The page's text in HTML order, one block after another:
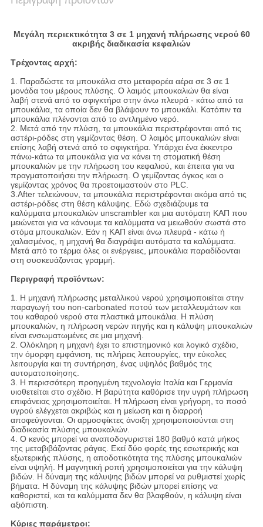
Μεγάλη περιεκτικότητα 3 σε 1 μηχανή πλήρωσης νερού 60
ακριβής διαδικασία κεφαλιών
Τρέχοντας αρχή:
1. Παραδώστε τα μπουκάλια στο μεταφορέα αέρα σε 3 σε 1
μονάδα του μέρους πλύσης. Ο λαιμός μπουκαλιών θα είναι
λαβή στενά από το σφιγκτήρα στην άνω πλευρά - κάτω από τα
μπουκάλια, τα οποία δεν θα βλάψουν το μπουκάλι. Κατόπιν τα
μπουκάλιαπλένονται από το αντλημένο νερό.
2. Μετά από την πλύση, τα μπουκάλια περιστρέφονται από τις
αστέρι-ρόδες στη γεμίζοντας θέση. Ο λαιμός μπουκαλιών είναι
επίσης λαβή στενά από το σφιγκτήρα. Υπάρχει ένα έκκεντρο
πάνω-κάτω τα μπουκάλια για να κάνει τη στοματική θέση
μπουκαλιώνμε την πλήρωση του κεφαλιού, και έπειτα για να
πραγματοποιήσει την πλήρωση. Ο γεμίζοντας όγκος και ο
γεμίζοντας χρόνος θα προετοιμαστούν στο PLC.
3.After τελειώνουν, τα μπουκάλια περιστρέφονται ακόμα από τις
αστέρι-ρόδες στη θέση κάλυψης. Εδώ σχεδιάζουμε τα
καλύμματαμπουκαλιών unscrambler και μια αυτόματη ΚΑΠ που
μειώνεται για να κάνουμε τα καλύμματα να μειωθούν σωστά στο
στόμα μπουκαλιών. Εάν η ΚΑΠ είναι άνω πλευρά - κάτω ή
χαλασμένος, η μηχανή θα διαγράψει αυτόματα τα καλύμματα.
Μετά από το τέρμα όλες οι ενέργειες, μπουκάλια παραδίδονται
στη συσκευάζοντας γραμμή.
Περιγραφή προϊόντων:
1. Η μηχανή πλήρωσης μεταλλικού νερού χρησιμοποιείται στην
παραγωγή του non-carbonated ποτού των μεταλλευμάτων και
του καθαρού νερού στα πλαστικά μπουκάλια. Η πλύση
μπουκαλιών, η πλήρωση νερών πηγής και η κάλυψη μπουκαλιών
είναι ενσωματωμένες σε μια μηχανή.
2. Ολόκληρη η μηχανή έχει το επιστημονικό και λογικό σχέδιο,
την όμορφη εμφάνιση, τις πλήρεις λειτουργίες, την εύκολες
λειτουργία και τη συντήρηση, ένας υψηλός βαθμός της
αυτοματοποίησης.
3. Η περισσότερη προηγμένη τεχνολογία Ιταλία και Γερμανία
υιοθετείται στο σχέδιο. Η βαρύτητα καθόρισε την υγρή πλήρωση
επιφάνειας χρησιμοποιείται. Η πλήρωση είναι γρήγορη, το ποσό
υγρού ελέγχεται ακριβώς και η μείωση και η διαρροή
αποφεύγονται. Οι αρμοσφίκτες άνοιξη χρησιμοποιούνται στη
διαδικασία πλύσης μπουκαλιών.
4. Ο κενός μπορεί να αναποδογυριστεί 180 βαθμό κατά μήκος
της μεταβιβάζοντας ράγας. Εκεί δύο φορές της εσωτερικής και
εξωτερικής πλύσης, η αποδοτικότητα της πλύσης μπουκαλιών
είναι υψηλή. Η μαγνητική ροπή χρησιμοποιείται για την κάλυψη
βιδών. Η δύναμη της κάλυψης βιδών μπορεί να ρυθμιστεί χωρίς
βήματα. Η δύναμη της κάλυψης βιδών μπορεί επίσης να
καθοριστεί, και τα καλύμματα δεν θα βλαφθούν, η κάλυψη είναι
αξιόπιστη.
Κύριες παράμετροι: